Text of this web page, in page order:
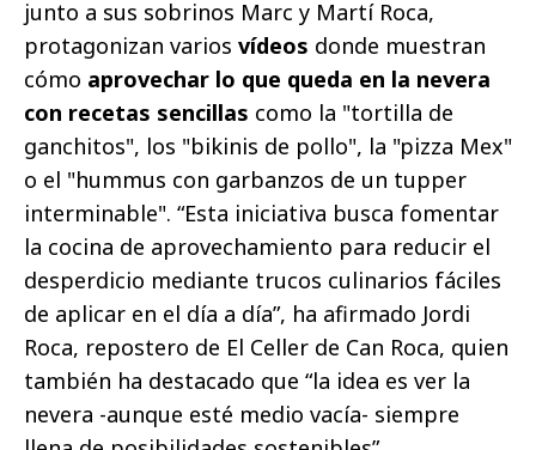
junto a sus sobrinos Marc y Martí Roca,
protagonizan varios vídeos donde muestran
cómo aprovechar lo que queda en la nevera
con recetas sencillas como la "tortilla de
ganchitos", los "bikinis de pollo", la "pizza Mex"
o el "hummus con garbanzos de un tupper
interminable". “Esta iniciativa busca fomentar
la cocina de aprovechamiento para reducir el
desperdicio mediante trucos culinarios fáciles
de aplicar en el día a día”, ha afirmado Jordi
Roca, repostero de El Celler de Can Roca, quien
también ha destacado que “la idea es ver la
nevera -aunque esté medio vacía- siempre